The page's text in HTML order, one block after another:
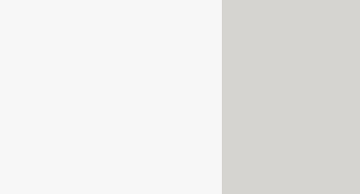
parvenu à exploiter une faille
est resté limité. Selon lui, ils